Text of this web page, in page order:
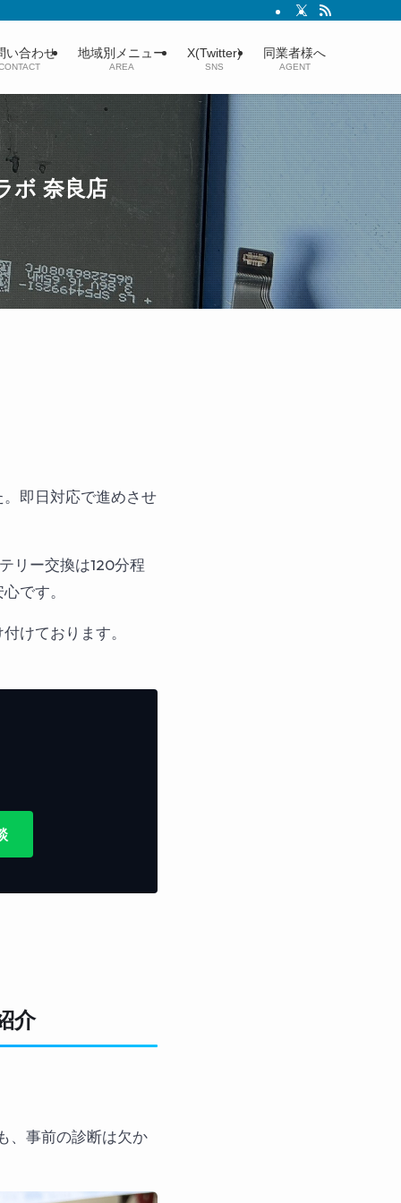
い合わせ 地域別メニュー
AREA
X(Twitter)
SNS
同業者様へ
AGENT
ボ 奈良店
即日対応で進めさせ
リー交換は120分程
です。
けております。
介
、事前の診断は欠か